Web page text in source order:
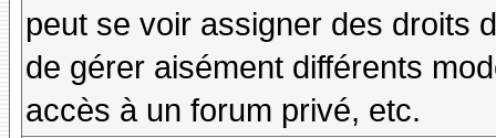
peut se voir assigner des droits
de gérer aisément différents
accès à un forum privé, etc.